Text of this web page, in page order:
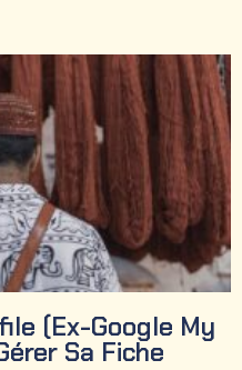
(ex-Google My
Sa Fiche